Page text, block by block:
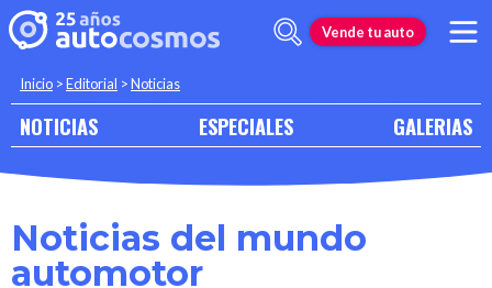
Vende tu auto
Inicio >Editorial >Noticias
NOTICIAS ESPECIALES GALERIAS
Noticias del mundo
automotor